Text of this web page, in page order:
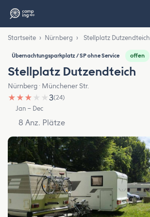
Startseite › Nürnberg › Stellplatz Dutzendteich
Übernachtungsparkplatz / SP ohne Service offen
Stellplatz Dutzendteich
Nürnberg · Münchener Str.
★ ★ ★ ★ ★3(24)
Jan – Dec
8 Anz. Plätze